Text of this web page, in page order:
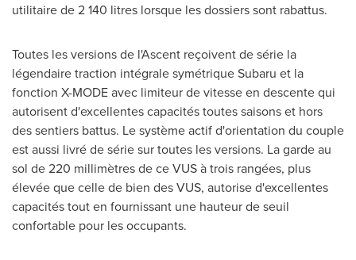
utilitaire de 2 140 litres lorsque les dossiers sont rabattus.
Toutes les versions de l'Ascent reçoivent de série la
légendaire traction intégrale symétrique Subaru et la
fonction X-MODE avec limiteur de vitesse en descente qui
autorisent d'excellentes capacités toutes saisons et hors
des sentiers battus. Le système actif d'orientation du couple
est aussi livré de série sur toutes les versions. La garde au
sol de 220 millimètres de ce VUS à trois rangées, plus
élevée que celle de bien des VUS, autorise d'excellentes
capacités tout en fournissant une hauteur de seuil
confortable pour les occupants.